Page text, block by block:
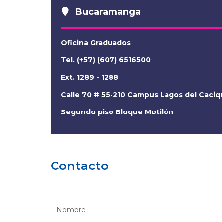
Bucaramanga
Oficina Graduados
Tel. (+57) (607) 6516500
Ext. 1289 - 1288
Calle 70 # 55-210 Campus Lagos del
Segundo piso Bloque Motilón
Contacto